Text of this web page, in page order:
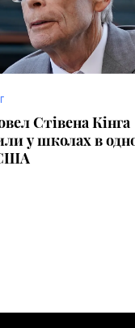
Стівена Кінга
у школах в